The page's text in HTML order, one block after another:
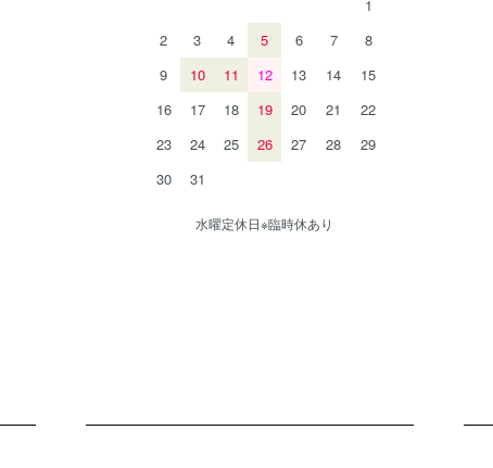
1
2
3 4 5 6 7
8
9
10 11 12 13 14
15
16
17 18 19 20 21
22
23
24 25 26 27 28
29
30
31
休日※臨時